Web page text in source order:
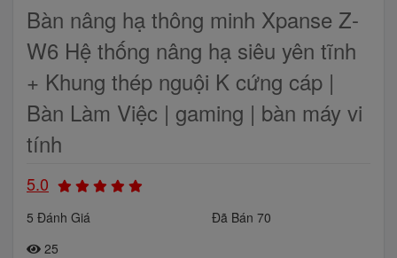
Bàn nâng hạ thông minh Xpanse Z-
W6 Hệ thống nâng hạ siêu yên tĩnh
+ Khung thép nguội K cứng cáp |
Bàn Làm Việc | gaming | bàn máy vi
tính
5.0
5 Đánh Giá
Đã Bán 70
25